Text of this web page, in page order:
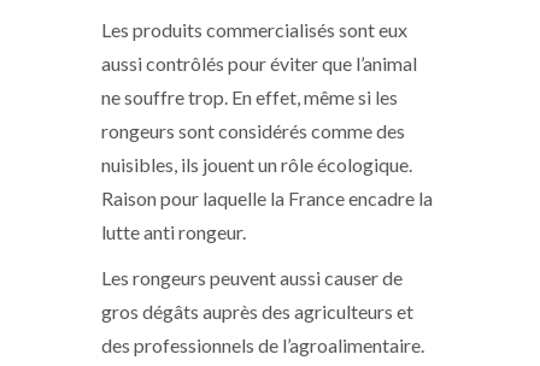
Les produits commercialisés sont eux
aussi contrôlés pour éviter que l’animal
ne souffre trop. En effet, même si les
rongeurs sont considérés comme des
nuisibles, ils jouent un rôle écologique.
Raison pour laquelle la France encadre la
lutte anti rongeur.
Les rongeurs peuvent aussi causer de
gros dégâts auprès des agriculteurs et
des professionnels de l’agroalimentaire.